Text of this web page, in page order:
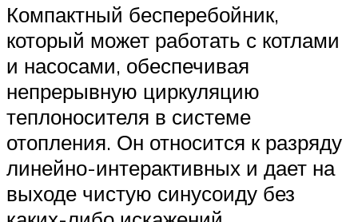
Компактный бесперебойник,
который может работать с котлами
и насосами, обеспечивая
непрерывную циркуляцию
теплоносителя в системе
отопления. Он относится к разряду
линейно-интерактивных и дает на
выходе чистую синусоиду без